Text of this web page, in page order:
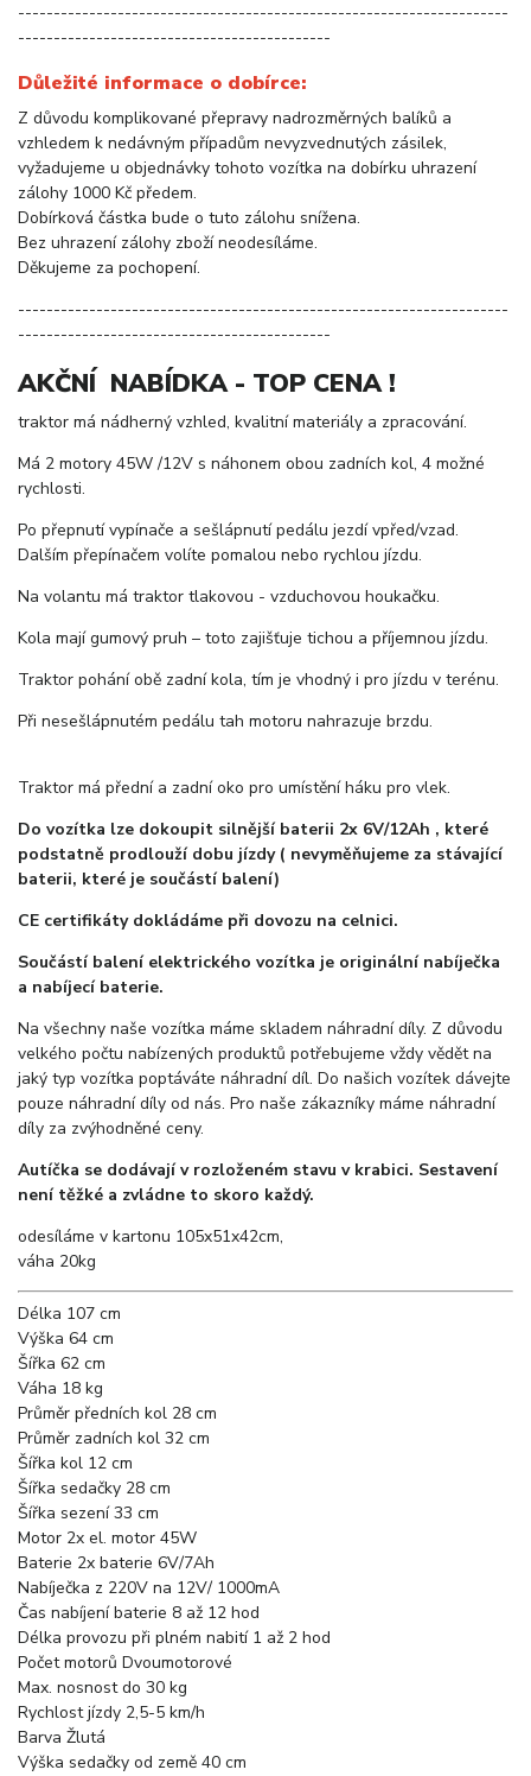
---------------------------------------------------------------------
--------------------------------------------
Důležité informace o dobírce:
Z důvodu komplikované přepravy nadrozměrných balíků a
vzhledem k nedávným případům nevyzvednutých zásilek,
vyžadujeme u objednávky tohoto vozítka na dobírku uhrazení
zálohy 1000 Kč předem.
Dobírková částka bude o tuto zálohu snížena.
Bez uhrazení zálohy zboží neodesíláme.
Děkujeme za pochopení.
---------------------------------------------------------------------
--------------------------------------------
AKČNÍ NABÍDKA - TOP CENA !
traktor má nádherný vzhled, kvalitní materiály a zpracování.
Má 2 motory 45W /12V s náhonem obou zadních kol, 4 možné
rychlosti.
Po přepnutí vypínače a sešlápnutí pedálu jezdí vpřed/vzad.
Dalším přepínačem volíte pomalou nebo rychlou jízdu.
Na volantu má traktor tlakovou - vzduchovou houkačku.
Kola mají gumový pruh – toto zajišťuje tichou a příjemnou jízdu.
Traktor pohání obě zadní kola, tím je vhodný i pro jízdu v terénu.
Při nesešlápnutém pedálu tah motoru nahrazuje brzdu.
Traktor má přední a zadní oko pro umístění háku pro vlek.
Do vozítka lze dokoupit silnější baterii 2x 6V/12Ah , které
podstatně prodlouží dobu jízdy ( nevyměňujeme za stávající
baterii, které je součástí balení)
CE certifikáty dokládáme při dovozu na celnici.
Součástí balení elektrického vozítka je originální nabíječka
a nabíjecí baterie.
Na všechny naše vozítka máme skladem náhradní díly. Z důvodu
velkého počtu nabízených produktů potřebujeme vždy vědět na
jaký typ vozítka poptáváte náhradní díl. Do našich vozítek dávejte
pouze náhradní díly od nás. Pro naše zákazníky máme náhradní
díly za zvýhodněné ceny.
Autíčka se dodávají v rozloženém stavu v krabici. Sestavení
není těžké a zvládne to skoro každý.
odesíláme v kartonu 105x51x42cm,
váha 20kg
Délka 107 cm
Výška 64 cm
Šířka 62 cm
Váha 18 kg
Průměr předních kol 28 cm
Průměr zadních kol 32 cm
Šířka kol 12 cm
Šířka sedačky 28 cm
Šířka sezení33 cm
Motor 2x el. motor 45W
Baterie 2x baterie 6V/7Ah
Nabíječka z 220V na 12V/ 1000mA
Čas nabíjení baterie 8 až 12 hod
Délka provozu při plném nabití 1 až 2 hod
Počet motorů Dvoumotorové
Max. nosnostdo 30 kg
Rychlost jízdy 2,5-5 km/h
Barva Žlutá
Výška sedačky od země 40 cm